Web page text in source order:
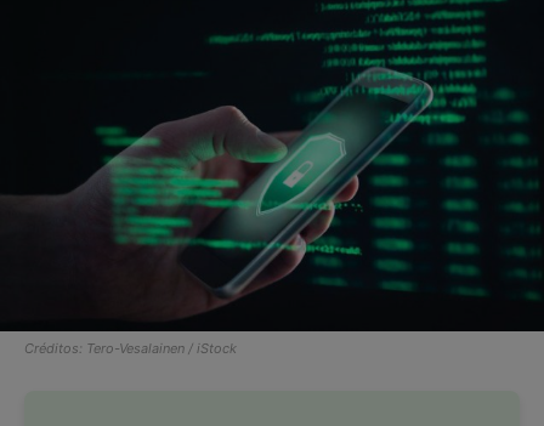
Créditos: Tero-Vesalainen / iStock